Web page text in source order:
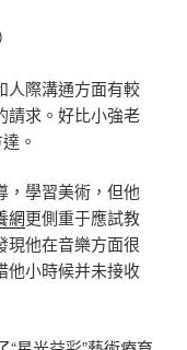
人際溝通方面有較
請求。好比小強老
。
，學習美術，但他
網更側重于應試教
現他在音樂方面很
他小時候并未接收